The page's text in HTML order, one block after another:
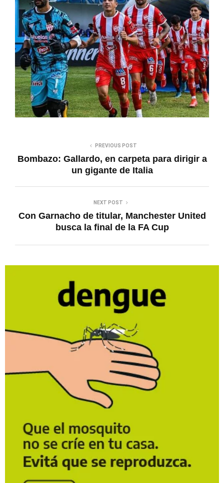
PREVIOUS POST
Bombazo: Gallardo, en carpeta para dirigir a
un gigante de Italia
NEXT POST
Con Garnacho de titular, Manchester United
busca la final de la FA Cup